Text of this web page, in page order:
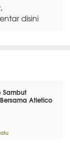
disini
Sambut
Atletico